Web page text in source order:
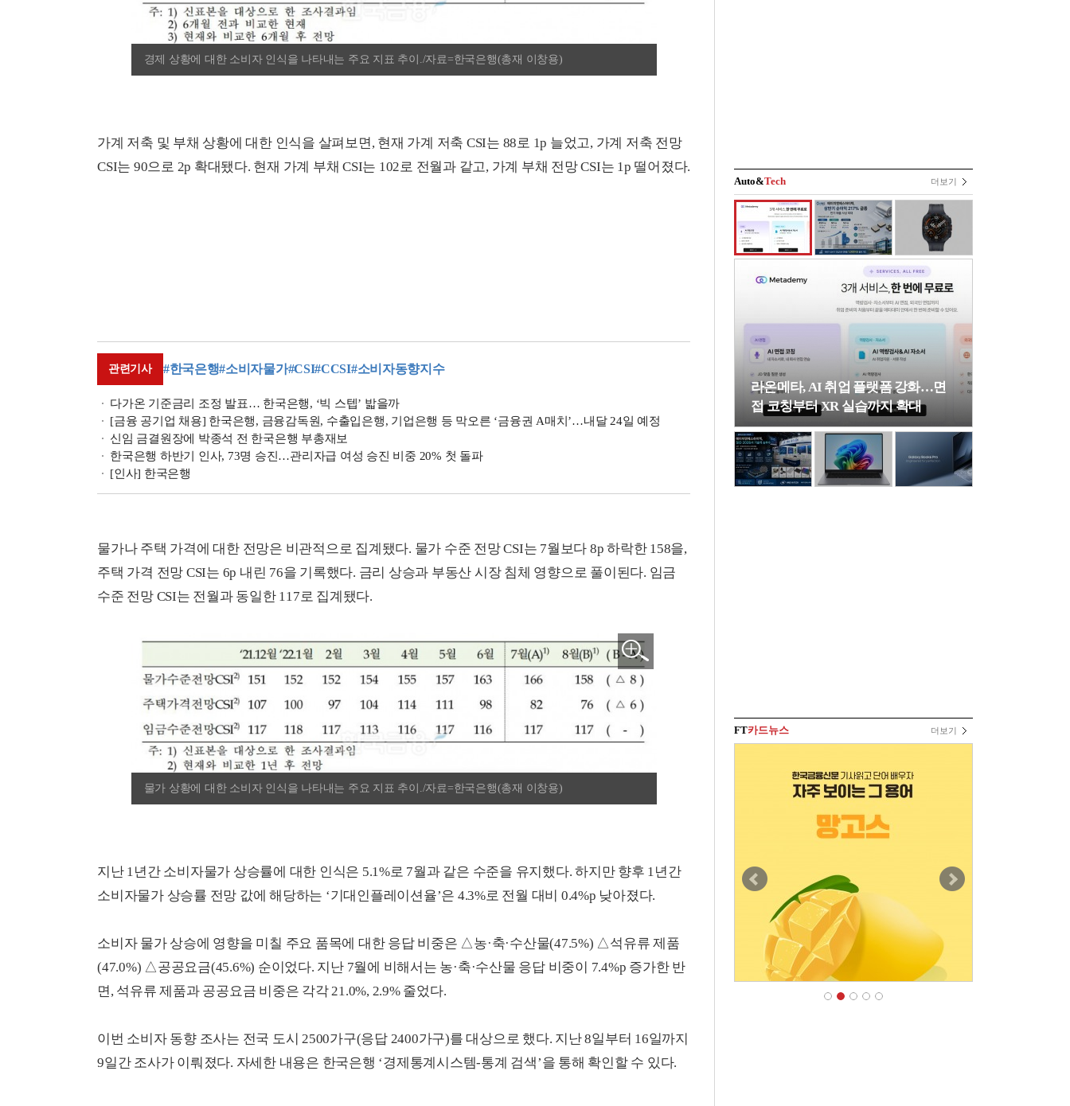
경제 상황에 대한 소비자 인식을 나타내는 주요 지표 추이./자료=한국은행(총재 이창용)
가계 저축 및 부채 상황에 대한 인식을 살펴보면, 현재 가계 저축 CSI는 88로 1p 늘었고, 가계 저축 전망
CSI는 90으로 2p 확대됐다. 현재 가계 부채 CSI는 102로 전월과 같고, 가계 부채 전망 CSI는 1p 떨어졌다.
관련기사 #한국은행#소비자물가#CSI#CCSI#소비자동향지수
다가온 기준금리 조정 발표… 한국은행, ‘빅 스텝’ 밟을까
[금융 공기업 채용] 한국은행, 금융감독원, 수출입은행, 기업은행 등 막오른 ‘금융권 A매치’…내달 24일 예정
신임 금결원장에 박종석 전 한국은행 부총재보
한국은행 하반기 인사, 73명 승진…관리자급 여성 승진 비중 20% 첫 돌파
[인사] 한국은행
물가나 주택 가격에 대한 전망은 비관적으로 집계됐다. 물가 수준 전망 CSI는 7월보다 8p 하락한 158을,
주택 가격 전망 CSI는 6p 내린 76을 기록했다. 금리 상승과 부동산 시장 침체 영향으로 풀이된다. 임금
수준 전망 CSI는 전월과 동일한 117로 집계됐다.
물가 상황에 대한 소비자 인식을 나타내는 주요 지표 추이./자료=한국은행(총재 이창용)
지난 1년간 소비자물가 상승률에 대한 인식은 5.1%로 7월과 같은 수준을 유지했다. 하지만 향후 1년간
소비자물가 상승률 전망 값에 해당하는 ‘기대인플레이션율’은 4.3%로 전월 대비 0.4%p 낮아졌다.
소비자 물가 상승에 영향을 미칠 주요 품목에 대한 응답 비중은 △농·축·수산물(47.5%) △석유류 제품
(47.0%) △공공요금(45.6%) 순이었다. 지난 7월에 비해서는 농·축·수산물 응답 비중이 7.4%p 증가한 반
면, 석유류 제품과 공공요금 비중은 각각 21.0%, 2.9% 줄었다.
이번 소비자 동향 조사는 전국 도시 2500가구(응답 2400가구)를 대상으로 했다. 지난 8일부터 16일까지
9일간 조사가 이뤄졌다. 자세한 내용은 한국은행 ‘경제통계시스템-통계 검색’을 통해 확인할 수 있다.
Auto&Tech 더보기
라온메타, AI 취업 플랫폼 강화…면
접 코칭부터 XR 실습까지 확대
FT카드뉴스 더보기